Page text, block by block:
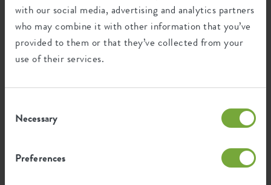
with our social media, advertising and analytics partners
who may combine it with other information that you’ve
provided to them or that they’ve collected from your
use of their services.
Selection
Necessary
Preferences
Este producto está compuesto por 100%
residuos post-industriales.
Certificaciones Garantía
años